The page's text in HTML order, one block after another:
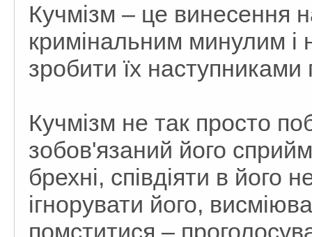
Кучмізм – це винесення
кримінальним минулим і
зробити їх
Кучмізм не так просто
зобов'язаний його
брехні, співдіяти в
ігнорувати його,
помститися –